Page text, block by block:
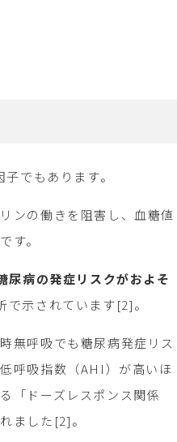
でもあります。
ンの働きを阻害し、血糖値
す。
尿病の発症リスクがおよそ
で示されています[2]。
無呼吸でも糖尿病発症リス
呼吸指数（AHI）が高いほ
「ドーズレスポンス関係
ました[2]。